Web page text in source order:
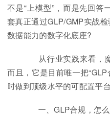
不是“上模型”，而是先回答
套真正通过GLP/GMP实战
数据能力的数字化底座?
从行业实践来看，魔
而且，它是目前唯一把“GLP
时做到顶级水平的可配置平台
一、GLP合规，怎么